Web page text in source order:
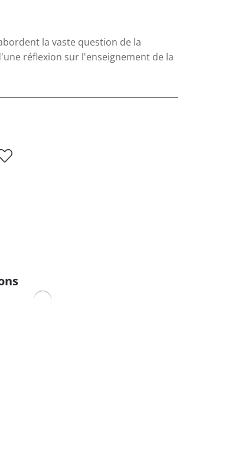
la vaste question de la
réflexion sur l'enseignement de la